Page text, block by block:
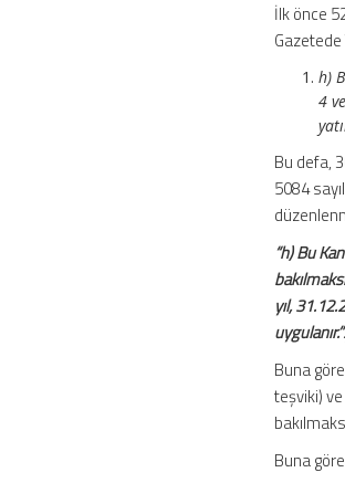
İlk önce
h)
4
Bu defa,
5084
“h) Bu
yıl,
Buna
teşviki)
Buna